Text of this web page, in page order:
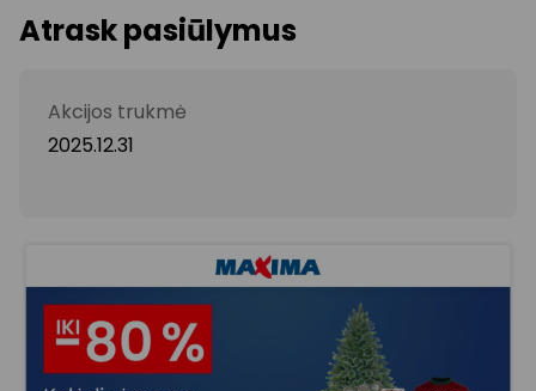
Atrask pasiūlymus
Akcijos trukmė
2025.12.31